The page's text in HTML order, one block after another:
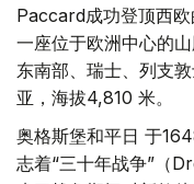
Paccard成功登顶西
一座位于欧洲中心的
东南部、瑞士、列支
亚，海拔4,810 米。
奥格斯堡和平日 于
志着“三十年战争”（